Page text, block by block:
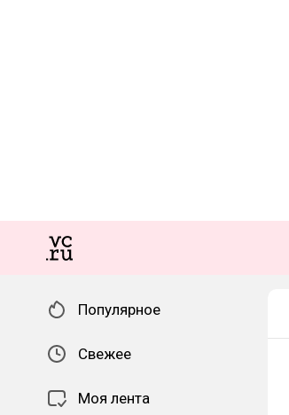
Популярное
Свежее
Моя лента